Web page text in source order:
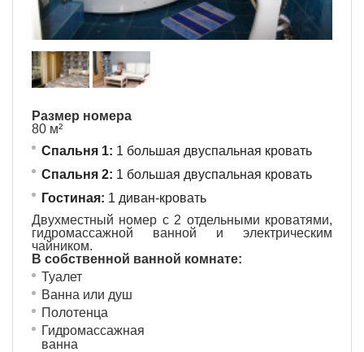
Размер номера
80 м²
Спальня 1: 1 большая двуспальная кровать
Спальня 2: 1 большая двуспальная кровать
Гостиная: 1 диван-кровать
Двухместный номер с 2 отдельными кроватями,
гидромассажной ванной и электрическим
чайником.
В собственной ванной комнате:
Туалет
Ванна или душ
Полотенца
Гидромассажная
ванна